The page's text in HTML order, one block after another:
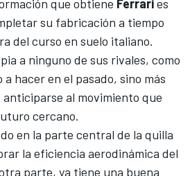
que obtiene Ferraries
su fabricación a tiempo
del curso en suelo italiano.
a ninguno de sus rivales, como
hacer en el pasado, sino más
al movimiento que
cercano.
en la parte central de la quilla
la eficiencia aerodinámica del
parte, ya tiene una buena